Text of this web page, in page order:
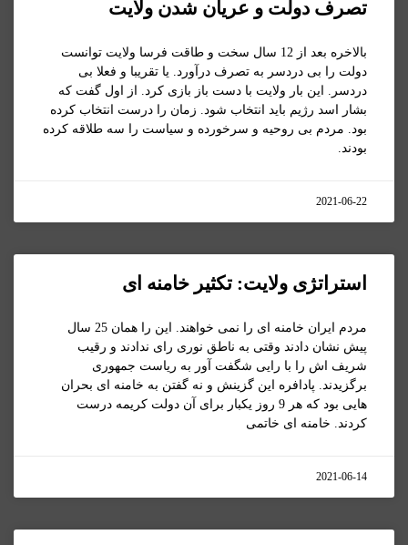
تصرف دولت و عریان شدن ولایت
بالاخره بعد از 12 سال سخت و طاقت فرسا ولایت توانست
دولت را بی دردسر به تصرف درآورد. یا تقریبا و فعلا بی
دردسر. این بار ولایت با دست باز بازی کرد. از اول گفت که
بشار اسد رژیم باید انتخاب شود. زمان را درست انتخاب کرده
بود. مردم بی روحیه و سرخورده و سیاست را سه طلاقه کرده
بودند.
2021-06-22
استراتژی ولایت: تکثیر خامنه ای
مردم ایران خامنه ای را نمی خواهند. این را همان 25 سال
پیش نشان دادند وقتی به ناطق نوری رای ندادند و رقیب
شریف اش را با رایی شگفت آور به ریاست جمهوری
برگزیدند. پادافره این گزینش و نه گفتن به خامنه ای بحران
هایی بود که هر 9 روز یکبار برای آن دولت کریمه درست
کردند. خامنه ای خاتمی
2021-06-14